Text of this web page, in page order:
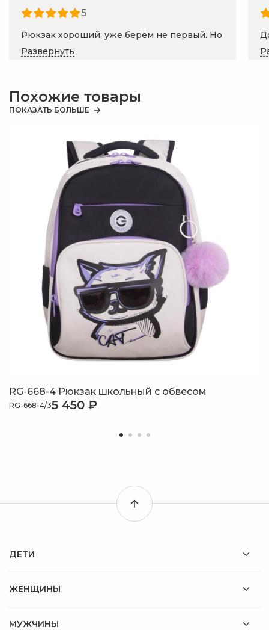
5
Рюкзак хороший, уже берём не первый. Но
мы отказались, т.к на рост 140. Ребёнок
крупный, рюкзак смотрится нелепо ((((
Развернуть
Похожие товары
ПОКАЗАТЬ БОЛЬШЕ
RG-668-4 Рюкзак школьный с обвесом
RG-668-4/35 450 ₽
ДЕТИ
ЖЕНЩИНЫ
МУЖЧИНЫ